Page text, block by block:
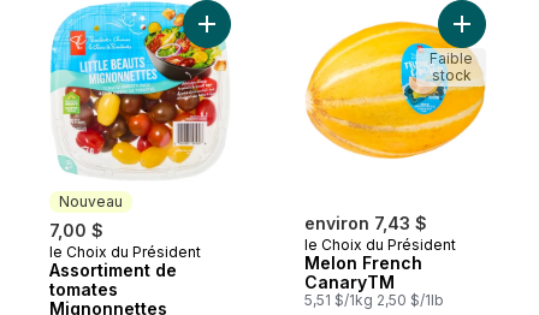
Nouveau
7,00 $
Nouveau
le Choix du Président
Assortiment de
tomates
Mignonnettes
Ajouter Assortiment de tomates
environ 7,43 $
le Choix du Président
Melon French
CanaryTM
5,51 $/1kg 2,50 $/1lb
Ajouter
Faible
stock